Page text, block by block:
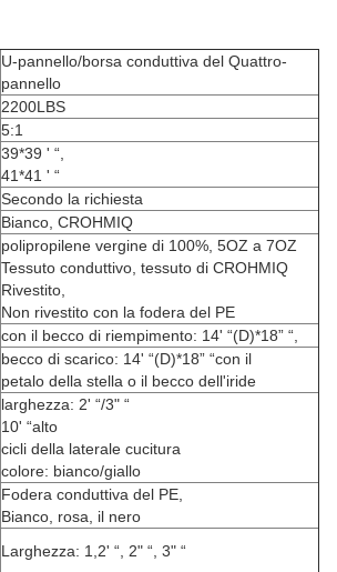
U-pannello/borsa conduttiva del Quattro-
pannello
2200LBS
5:1
39*39 ' “,
41*41 ' “
Secondo la richiesta
Bianco, CROHMIQ
polipropilene vergine di 100%, 5OZ a 7OZ
Tessuto conduttivo, tessuto di CROHMIQ
Rivestito,
Non rivestito con la fodera del PE
con il becco di riempimento: 14' “(D)*18” “,
becco di scarico: 14' “(D)*18” “con il
petalo della stella o il becco dell'iride
larghezza: 2' “/3" “
10' “alto
cicli della laterale cucitura
colore: bianco/giallo
Fodera conduttiva del PE,
Bianco, rosa, il nero
Larghezza: 1,2' “, 2" “, 3" “